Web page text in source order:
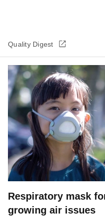
Quality Digest
Respiratory mask
growing air issues